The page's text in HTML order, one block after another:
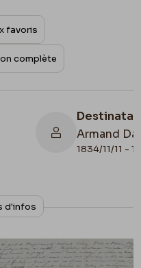
favoris
complète
Armand
1834/11/11 -
Collationnage
Autographe
et Musée de la
d'infos